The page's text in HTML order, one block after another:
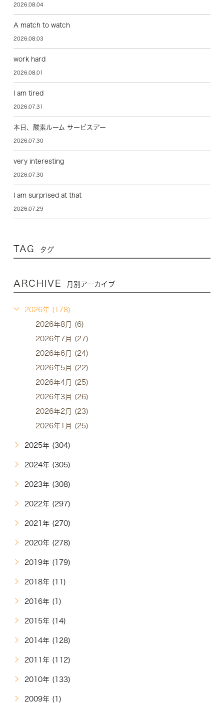
2026.08.04
A match to watch
2026.08.03
work hard
2026.08.01
I am tired
2026.07.31
本日、酸素ルーム サービスデー
2026.07.30
very interesting
2026.07.30
I am surprised at that
2026.07.29
TAG タグ
ARCHIVE 月別アーカイブ
2026年 (178)
2026年8月 (6)
2026年7月 (27)
2026年6月 (24)
2026年5月 (22)
2026年4月 (25)
2026年3月 (26)
2026年2月 (23)
2026年1月 (25)
2025年 (304)
2024年 (305)
2023年 (308)
2022年 (297)
2021年 (270)
2020年 (278)
2019年 (179)
2018年 (11)
2016年 (1)
2015年 (14)
2014年 (128)
2011年 (112)
2010年 (133)
2009年 (1)